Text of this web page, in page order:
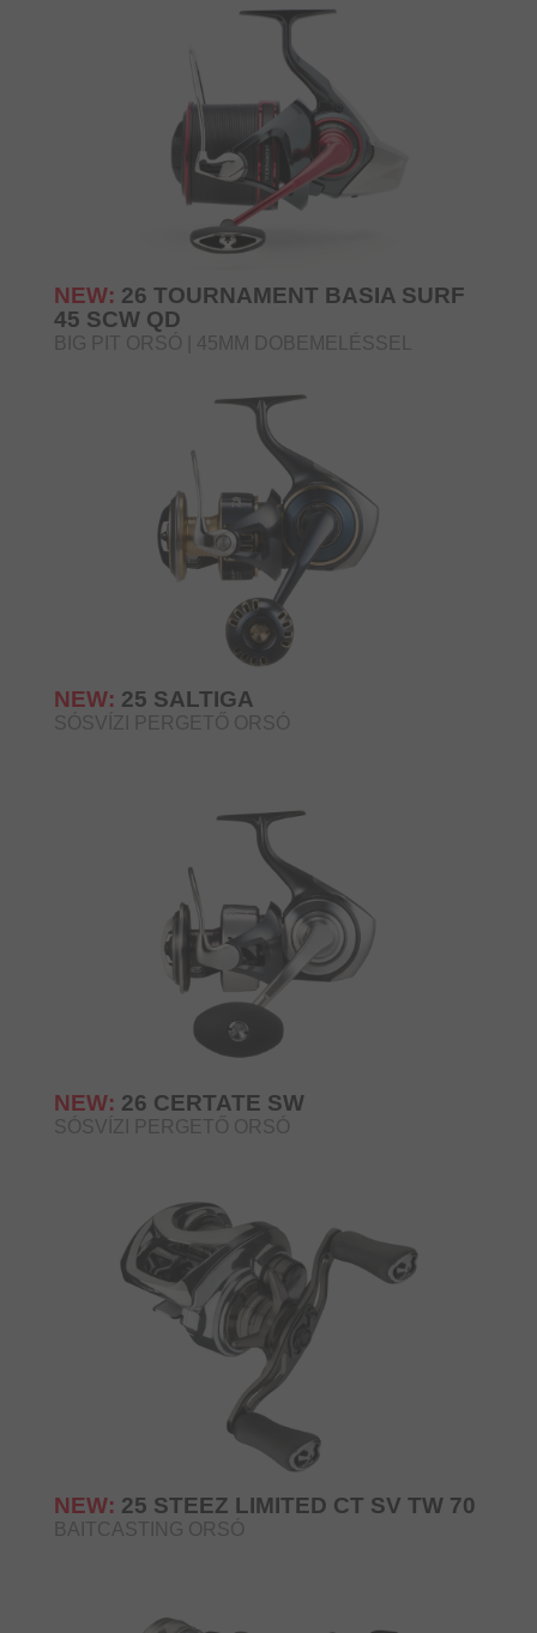
NEW: 26 TOURNAMENT BASIA SURF
45 SCW QD
BIG PIT ORSÓ | 45MM DOBEMELÉSSEL
NEW: 25 SALTIGA
SÓSVÍZI PERGETŐ ORSÓ
NEW: 26 CERTATE SW
SÓSVÍZI PERGETŐ ORSÓ
NEW: 25 STEEZ LIMITED CT SV TW 70
BAITCASTING ORSÓ